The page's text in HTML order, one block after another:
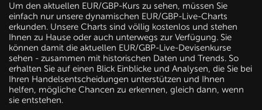
Um den aktuellen EUR/GBP-Kurs zu sehen, müssen Sie
einfach nur unsere dynamischen EUR/GBP-Live-Charts
erkunden. Unsere Charts sind völlig kostenlos und stehen
Ihnen zu Hause oder auch unterwegs zur Verfügung. Sie
können damit die aktuellen EUR/GBP-Live-Devisenkurse
sehen - zusammen mit historischen Daten und Trends. So
erhalten Sie auf einen Blick Einblicke und Analysen, die Sie bei
Ihren Handelsentscheidungen unterstützen und Ihnen
helfen, mögliche Chancen zu erkennen, gleich dann, wenn
sie entstehen.